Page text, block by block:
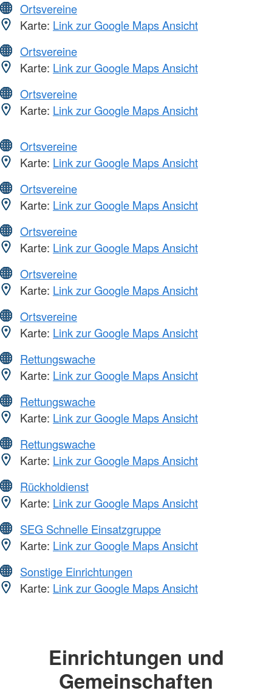
Ortsvereine
Karte: Link zur Google Maps Ansicht
Ortsvereine
Karte: Link zur Google Maps Ansicht
Ortsvereine
Karte: Link zur Google Maps Ansicht
Ortsvereine
Karte: Link zur Google Maps Ansicht
Ortsvereine
Karte: Link zur Google Maps Ansicht
Ortsvereine
Karte: Link zur Google Maps Ansicht
Ortsvereine
Karte: Link zur Google Maps Ansicht
Ortsvereine
Karte: Link zur Google Maps Ansicht
Rettungswache
Karte: Link zur Google Maps Ansicht
Rettungswache
Karte: Link zur Google Maps Ansicht
Rettungswache
Karte: Link zur Google Maps Ansicht
Rückholdienst
Karte: Link zur Google Maps Ansicht
SEG Schnelle Einsatzgruppe
Karte: Link zur Google Maps Ansicht
Sonstige Einrichtungen
Karte: Link zur Google Maps Ansicht
Einrichtungen und
Gemeinschaften